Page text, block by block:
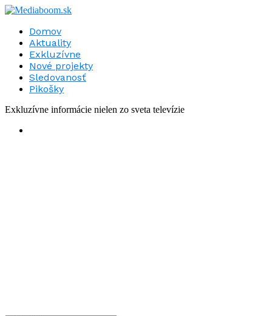
Domov
Aktuality
Exkluzívne
Nové projekty
Sledovanosť
Pikošky
Exkluzívne informácie nielen zo sveta televízie